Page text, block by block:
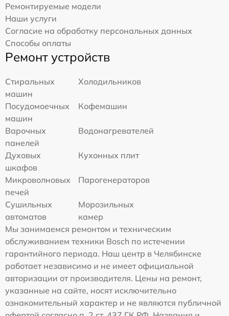
Ремонтируемые модели
Наши услуги
Согласие на обработку персональных данных
Способы оплаты
Ремонт устройств
Стиральных
машин
Холодильников
Посудомоечных
машин
Кофемашин
Варочных
панелей
Водонагревателей
Духовых
шкафов
Кухонных плит
Микроволновых
печей
Парогенераторов
Сушильных
автоматов
Морозильных
камер
Мы занимаемся ремонтом и техническим
обслуживанием техники Bosch по истечении
гарантийного периода. Наш центр в Челябинске
работает независимо и не имеет официальной
авторизации от производителя. Цены на ремонт,
указанные на сайте, носят исключительно
ознакомительный характер и не являются публичной